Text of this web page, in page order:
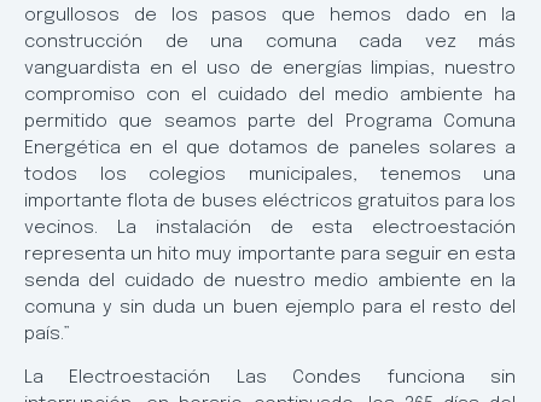
orgullosos de los pasos que hemos dado en la
construcción de una comuna cada vez más
vanguardista en el uso de energías limpias, nuestro
compromiso con el cuidado del medio ambiente ha
permitido que seamos parte del Programa Comuna
Energética en el que dotamos de paneles solares a
todos los colegios municipales, tenemos una
importante flota de buses eléctricos gratuitos para los
vecinos. La instalación de esta electroestación
representa un hito muy importante para seguir en esta
senda del cuidado de nuestro medio ambiente en la
comuna y sin duda un buen ejemplo para el resto del
país.”
La Electroestación Las Condes funciona sin